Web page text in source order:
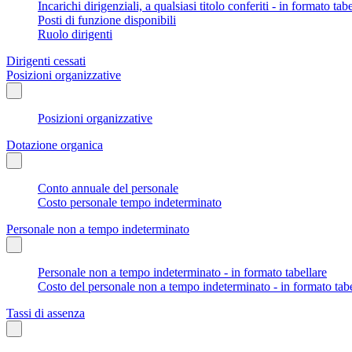
Incarichi dirigenziali, a qualsiasi titolo conferiti - in formato
Posti di funzione disponibili
Ruolo dirigenti
Dirigenti cessati
Posizioni organizzative
Posizioni organizzative
Dotazione organica
Conto annuale del personale
Costo personale tempo indeterminato
Personale non a tempo indeterminato
Personale non a tempo indeterminato - in formato tabellare
Costo del personale non a tempo indeterminato - in formato
Tassi di assenza